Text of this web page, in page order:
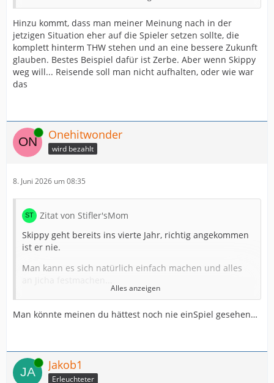
Skippy ist ein sehr guter Spieler, aber nicht Weltklasse.
Und was nützen mir die ständigen Versuche One Man
Show, wenn der Rest der Mannschaft auf der Strecke
bleibt.
Verleiht er einem Team Sicherheit ? Macht er seine
Nebenleute besser ? Ist er der Spieler, an dem sich alle
Skippys Handball und sein Rollenverständnis auf RM
mag in kleineren Vereinen funktionieren, aber nicht
über eine Saison hinweg bei einem Spitzenverein mit
ist aber weit von einem Anführer entfernt, um den ich
eine Mannschaft aufbauen würde.
Hinzu kommt, dass man meiner Meinung nach in der
jetzigen Situation eher auf die Spieler setzen sollte, die
komplett hinterm THW stehen und an eine bessere Zukunft
glauben. Bestes Beispiel dafür ist Zerbe. Aber wenn Skippy
weg will... Reisende soll man nicht aufhalten, oder wie war
das
Online Onehitwonder
wird bezahlt
8. Juni 2026 um 08:35
Zitat von Stifler'sMom
Skippy geht bereits ins vierte Jahr, richtig angekommen
ist er nie.
Man kann es sich natürlich einfach machen und alles
Skippy ist ein sehr guter Spieler, aber nicht Weltklasse.
Und was nützen mir die ständigen Versuche One Man
Verleiht er einem Team Sicherheit ? Macht er seine
Nebenleute besser ? Ist er der Spieler, an dem sich alle
Alles anzeigen
Man könnte meinen du hättest noch nie einSpiel gesehen…
Online Jakob1
Erleuchteter